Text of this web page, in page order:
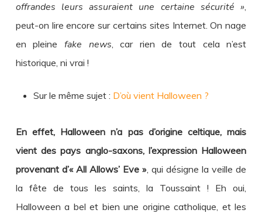
offrandes leurs assuraient une certaine sécurité »
peut-on lire encore sur certains sites Internet. On nage
en pleinefake news , car rien de tout cela n’est
historique, ni vrai !
Sur le même sujet : D’où vient Halloween ?
En effet, Halloween n’a pas d’origine celtique, mais
vient des pays anglo-saxons, l’expression Halloween
provenant d’« All Allows’ Eve », qui désigne la veille de
la fête de tous les saints, la Toussaint ! Eh oui,
Halloween a bel et bien une origine catholique, et les